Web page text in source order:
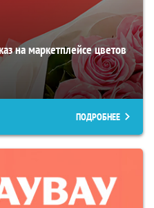
на маркетплейсе цветов
ПОДРОБНЕЕ